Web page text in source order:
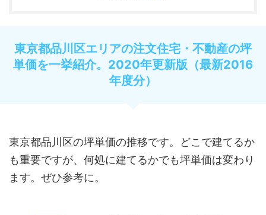
東京都品川区エリアの注文住宅・不動産の坪
単価を一挙紹介。2020年更新版（最新2016
年度分）
東京都品川区の坪単価の推移です。どこで建てるか
も重要ですが、何処に建てるかでも坪単価は変わり
ます。ぜひ参考に。